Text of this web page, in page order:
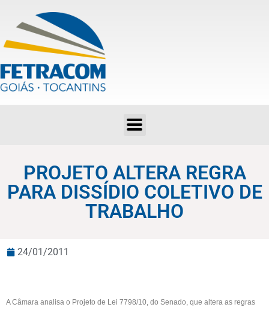
PROJETO ALTERA REGRA
PARA DISSÍDIO COLETIVO DE
TRABALHO
24/01/2011
A Câmara analisa o Projeto de Lei 7798/10, do Senado, que altera as regras